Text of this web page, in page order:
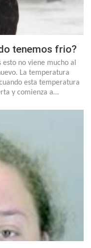
tenemos frio?
no viene mucho al
La temperatura
esta temperatura
y comienza a…